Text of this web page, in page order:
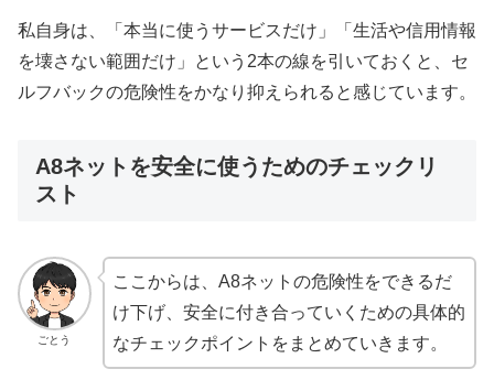
私自身は、「本当に使うサービスだけ」「生活や信用情報
を壊さない範囲だけ」という2本の線を引いておくと、セ
ルフバックの危険性をかなり抑えられると感じています。
A8ネットを安全に使うためのチェックリ
スト
ごとう
ここからは、A8ネットの危険性をできるだ
け下げ、安全に付き合っていくための具体的
なチェックポイントをまとめていきます。